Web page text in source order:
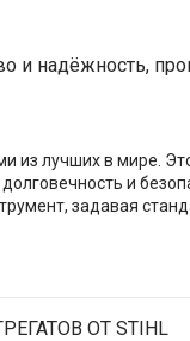
и надёжность,
из лучших в мире.
и
задавая
ОТ STIHL